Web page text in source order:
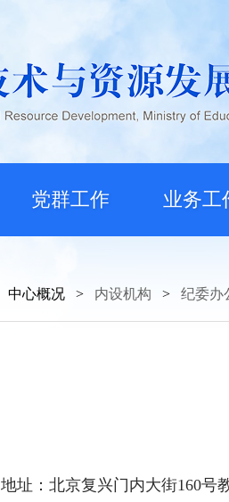
党群工作 业务工
中心概况 > 内设机构 > 纪委办
地址：北京复兴门内大街160号